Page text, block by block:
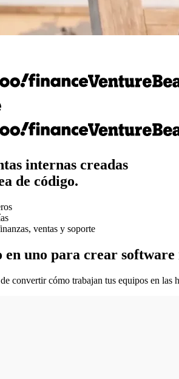
internas creadas
de código.
ventas y soporte
uno para crear software
convertir cómo trabajan tus equipos en las